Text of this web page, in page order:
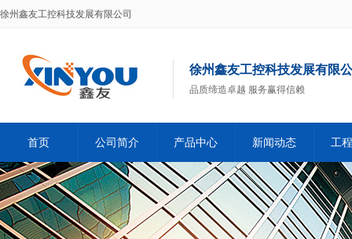
徐州鑫友工控科技发展有限公司
徐州鑫友工控科技发展有限
品质缔造卓越 服务赢得信赖
首页 公司简介 产品中心 新闻动态 工